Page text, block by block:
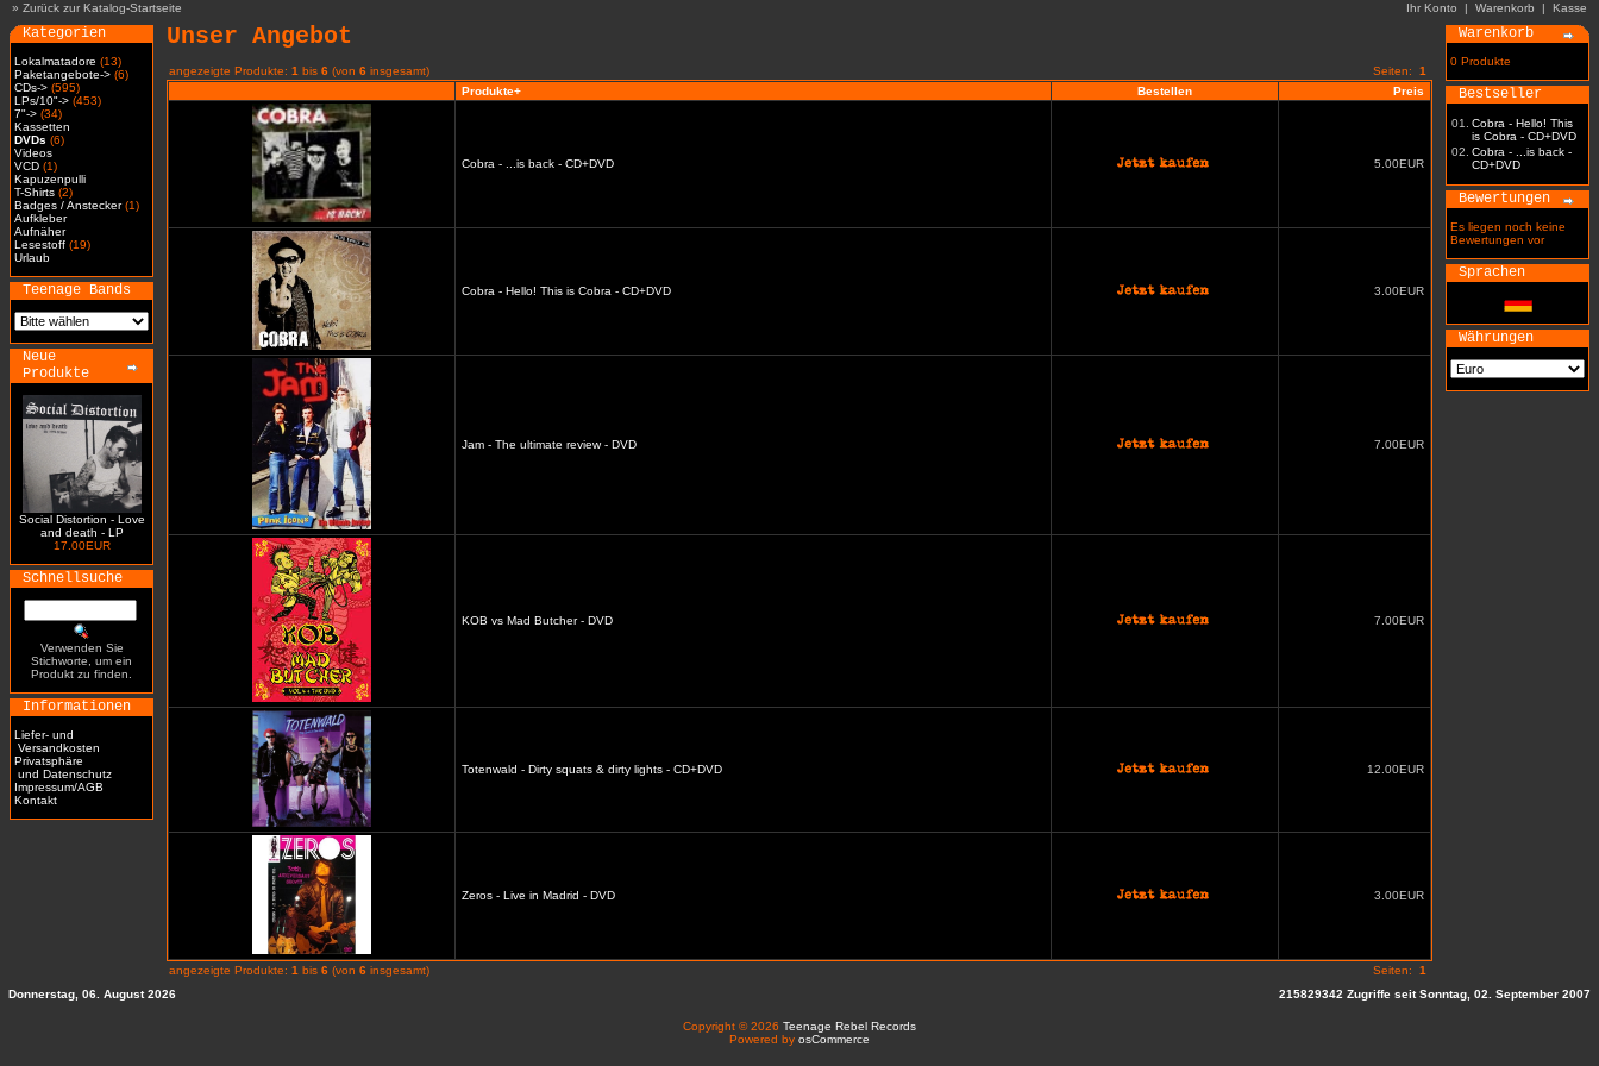
» Zurück zur Katalog-Startseite Ihr Konto | Warenkorb | Kasse
Kategorien
Lokalmatadore (13)
Paketangebote-> (6)
CDs-> (595)
LPs/10"-> (453)
7"-> (34)
Kassetten
DVDs (6)
Videos
VCD (1)
Kapuzenpulli
T-Shirts (2)
Badges / Anstecker(1)
Aufkleber
Aufnäher
Lesestoff (19)
Urlaub
Teenage Bands
Neue
Produkte
Social Distortion - Love
and death - LP
17.00EUR
Schnellsuche
Verwenden Sie
Stichworte, um ein
Produkt zu finden.
Informationen
Liefer- und
Versandkosten
Privatsphäre
und Datenschutz
Impressum/AGB
Kontakt
Unser Angebot
angezeigte Produkte: 1 bis 6 (von 6 insgesamt) Seiten: 1
Produkte+
Bestellen Preis
Cobra - ...is back - CD+DVD 5.00EUR
Cobra - Hello! This is Cobra - CD+DVD 3.00EUR
Jam - The ultimate review - DVD 7.00EUR
KOB vs Mad Butcher - DVD 7.00EUR
Totenwald - Dirty squats & dirty lights - CD+DVD 12.00EUR
Zeros - Live in Madrid - DVD 3.00EUR
angezeigte Produkte: 1 bis 6 (von 6 insgesamt) Seiten: 1
Warenkorb
0 Produkte
Bestseller
01.
Cobra - Hello! This
is Cobra - CD+DVD
02. Cobra - ...is back -
CD+DVD
Bewertungen
Es liegen noch keine
Bewertungen vor
Sprachen
Währungen
Donnerstag, 06. August 2026 215829342 Zugriffe seit Sonntag, 02. September 2007
Copyright © 2026 Teenage Rebel Records
Powered by osCommerce